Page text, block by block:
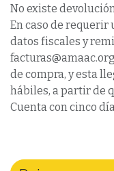
No existe
En caso de requerir
datos fiscales y
de compra, y esta
hábiles, a partir de
Cuenta con cinco